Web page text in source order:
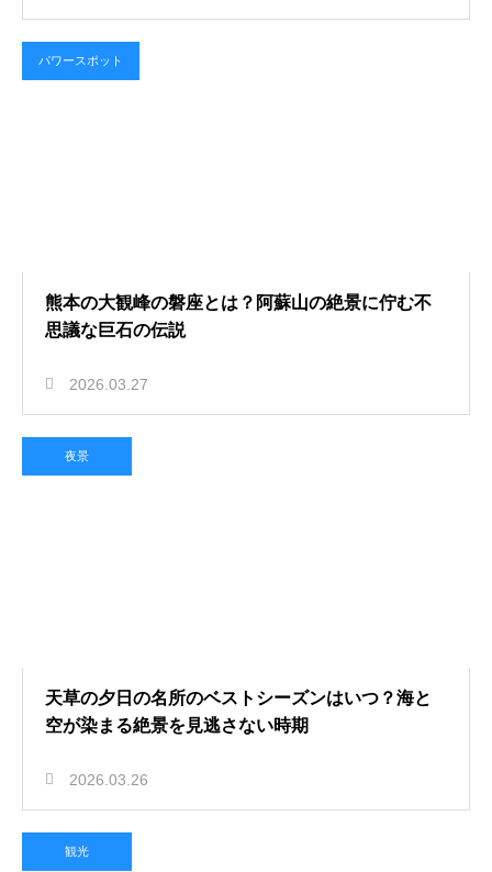
パワースポット
熊本の大観峰の磐座とは？阿蘇山の絶景に佇む不
思議な巨石の伝説
2026.03.27
夜景
天草の夕日の名所のベストシーズンはいつ？海と
空が染まる絶景を見逃さない時期
2026.03.26
観光